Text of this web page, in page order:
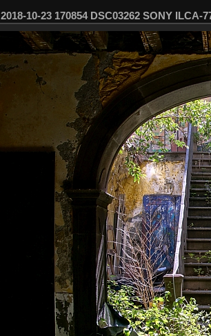
2018-10-23 170854 DSC03262 SONY ILCA-